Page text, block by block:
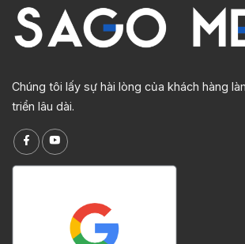
Chúng tôi lấy sự hài lòng của khách hàng
triển lâu dài.